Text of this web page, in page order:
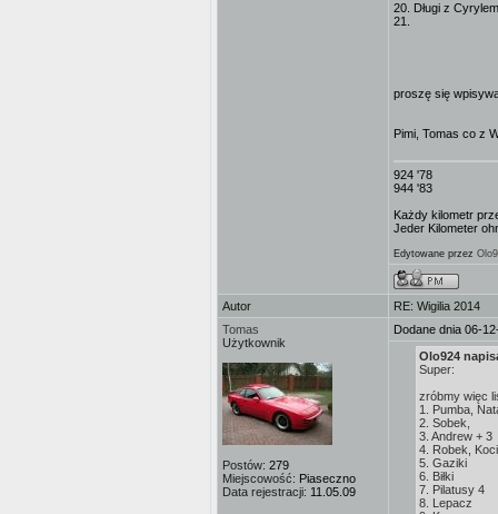
20. Długi z
21.
proszę się
Pimi, Tomas co z
924 '78
944 '83
Każdy kilometr
Jeder Kilometer
Edytowane przez
Autor
RE: Wigilia 2014
Tomas
Użytkownik
Postów: 279
Miejscowość: Piaseczno
Data rejestracji: 11.05.09
Dodane dnia 06-
Olo924
Super:
zróbmy więc
1. Pumba,
2. Sobek,
3. Andrew + 3
4. Robek,
5. Gaziki
6. Biłki
7. Pilatusy 4
8. Lepacz